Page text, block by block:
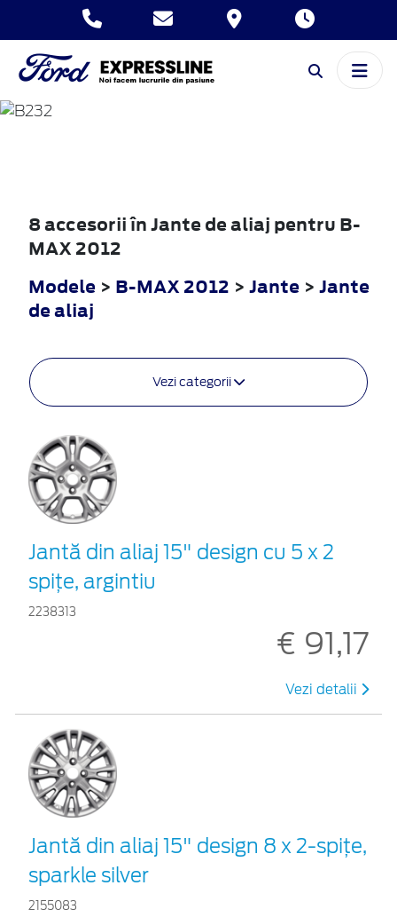
B-MAX
8 accesorii în Jante de aliaj pentru B-
MAX 2012
Modele > B-MAX 2012 > Jante > Jante
de aliaj
Vezi categorii
Jantă din aliaj 15" design cu 5 x 2
spiţe, argintiu
2238313
€ 91,17
Vezi detalii
Jantă din aliaj 15" design 8 x 2-spiţe,
sparkle silver
2155083